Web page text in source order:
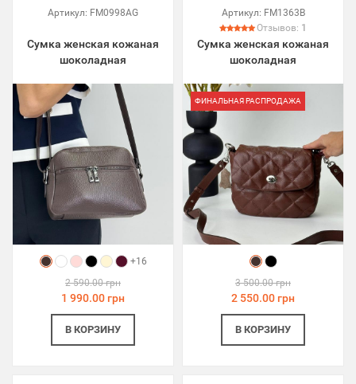
Артикул: FM0998AG
Сумка женская кожаная
шоколадная
+16
2 590.00 грн
1 990.00 грн
В КОРЗИНУ
Артикул: FM1363B
Отзывов: 1
Сумка женская кожаная
шоколадная
ФИНАЛЬНАЯ РАСПРОДАЖА
3 500.00 грн
2 550.00 грн
В КОРЗИНУ